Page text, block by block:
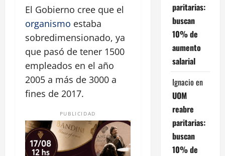
El Gobierno cree que el
organismo estaba
sobredimensionado, ya
que pasó de tener 1500
empleados en el año
2005 a más de 3000 a
fines de 2017.
PUBLICIDAD
paritarias:
buscan
10% de
aumento
salarial
Ignacio en
UOM
reabre
paritarias:
buscan
10% de